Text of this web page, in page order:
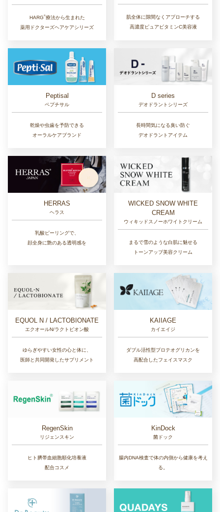
HARG®︎療法から生まれた
薬用ドクターズヘアケアシリーズ
肌全体に隙間なくアプローチする
高濃度ピュアビタミンC美容液
Peptisal
ペプチサル
乾燥や虫歯を予防できる
オーラルケアブランド
D series
デオドラントシリーズ
長時間気になる臭い防ぐ
デオドラントアイテム
HERRAS
ヘラス
乳酸ピーリングで、
顔全身に艶のある透明感を
WICKED SNOW WHITE
CREAM
ウィキッドスノーホワイトクリーム
まるで雪のような白肌に魅せる
トーンアップ美容クリーム
EQUOL N / LACTOBIONATE
エクオールN/ラクトビオン酸
ゆらぎやすい女性の心と体に、
医師と共同開発したサプリメント
KAIIAGE
カイエイジ
ダブル活性型プロテオグリカンを
高配合したフェイスマスク
RegenSkin
リジェンスキン
ヒト臍帯血細胞順化培養液
配合コスメ
KinDock
菌ドック
腸内DNA検査で体の内側から健康を考え
る。